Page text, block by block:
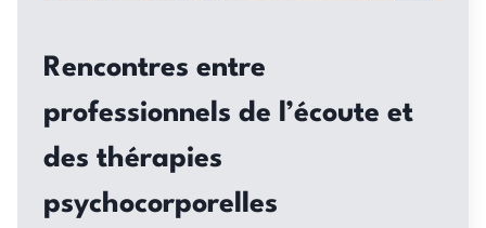
Rencontres entre
professionnels de l’écoute et
des thérapies
psychocorporelles